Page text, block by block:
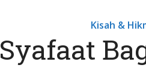
Kisah &
Syafaat